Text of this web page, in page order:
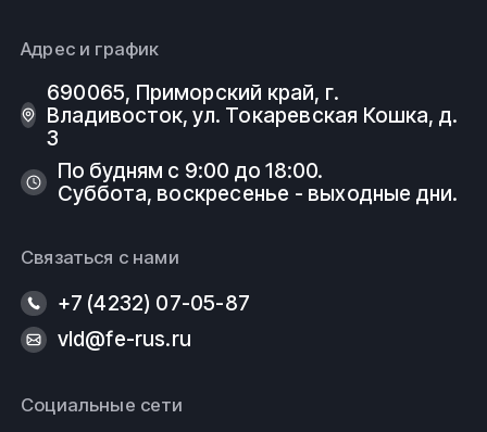
Адрес и график
690065, Приморский край, г.
Владивосток, ул. Токаревская Кошка, д.
3
По будням с 9:00 до 18:00.
Суббота, воскресенье - выходные дни.
Связаться с нами
+7 (4232) 07-05-87
vld@fe-rus.ru
Социальные сети